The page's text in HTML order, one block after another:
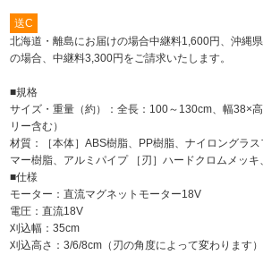
送C
北海道・離島にお届けの場合中継料1,600円、沖縄
の場合、中継料3,300円をご請求いたします。
■規格
サイズ・重量（約）：全長：100～130cm、幅38×
リー含む）
材質：［本体］ABS樹脂、PP樹脂、ナイロングラ
マー樹脂、アルミパイプ ［刃］ハードクロムメッキ
■仕様
モーター：直流マグネットモーター18V
電圧：直流18V
刈込幅：35cm
刈込高さ：3/6/8cm（刃の角度によって変わります）